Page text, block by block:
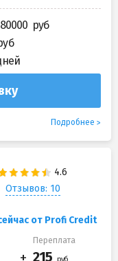
Подробнее
Отзывов: 10
от Profi Credit
Переплата